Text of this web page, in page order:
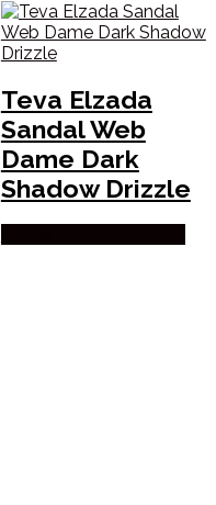
Teva Elzada
Sandal Web
Dame Dark
Shadow Drizzle